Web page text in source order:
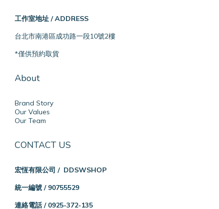
工作室地址 / ADDRESS
台北市南港區成功路一段10號2樓
*僅供預約取貨
About
Brand Story
Our Values
Our Team
CONTACT US
宏恆有限公司 / DDSWSHOP
統一編號 / 90755529
連絡電話 / 0925-372-135